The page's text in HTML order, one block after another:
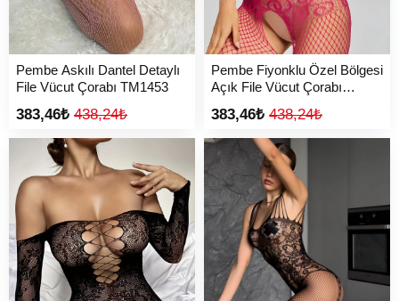
Pembe Askılı Dantel Detaylı
File Vücut Çorabı TM1453
383,46₺ 438,24₺
Pembe Fiyonklu Özel Bölgesi
Açık File Vücut Çorabı
383,46₺ 438,24₺